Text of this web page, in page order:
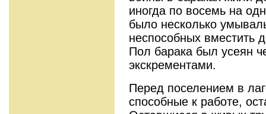
иногда по восемь на
было несколько
неспособных вместить
Пол барака был усеян
экскрементами.
Перед поселением в
способные к работе,